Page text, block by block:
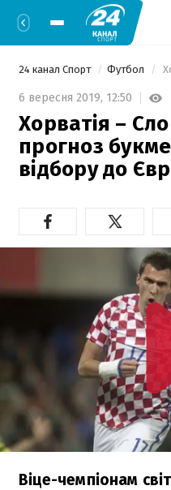
24 канал Спорт Футбол
6 вересня 2019, 12:50
Хорватія –
прогноз
відбору до
Віце-чемпіонам